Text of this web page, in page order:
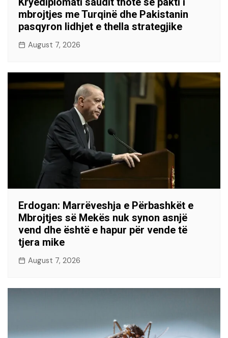
mbrojtjes me Turqinë dhe Pakistanin
pasqyron lidhjet e thella strategjike
August 7, 2026
Erdogan: Marrëveshja e Përbashkët e
Mbrojtjes së Mekës nuk synon asnjë
vend dhe është e hapur për vende të
tjera mike
August 7, 2026